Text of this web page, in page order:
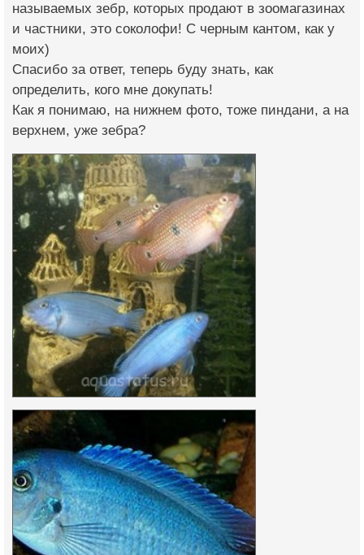
называемых зебр, которых продают в зоомагазинах
и частники, это соколофи! С черным кантом, как у
моих)
Спасибо за ответ, теперь буду знать, как
определить, кого мне докупать!
Как я понимаю, на нижнем фото, тоже пиндани, а на
верхнем, уже зебра?